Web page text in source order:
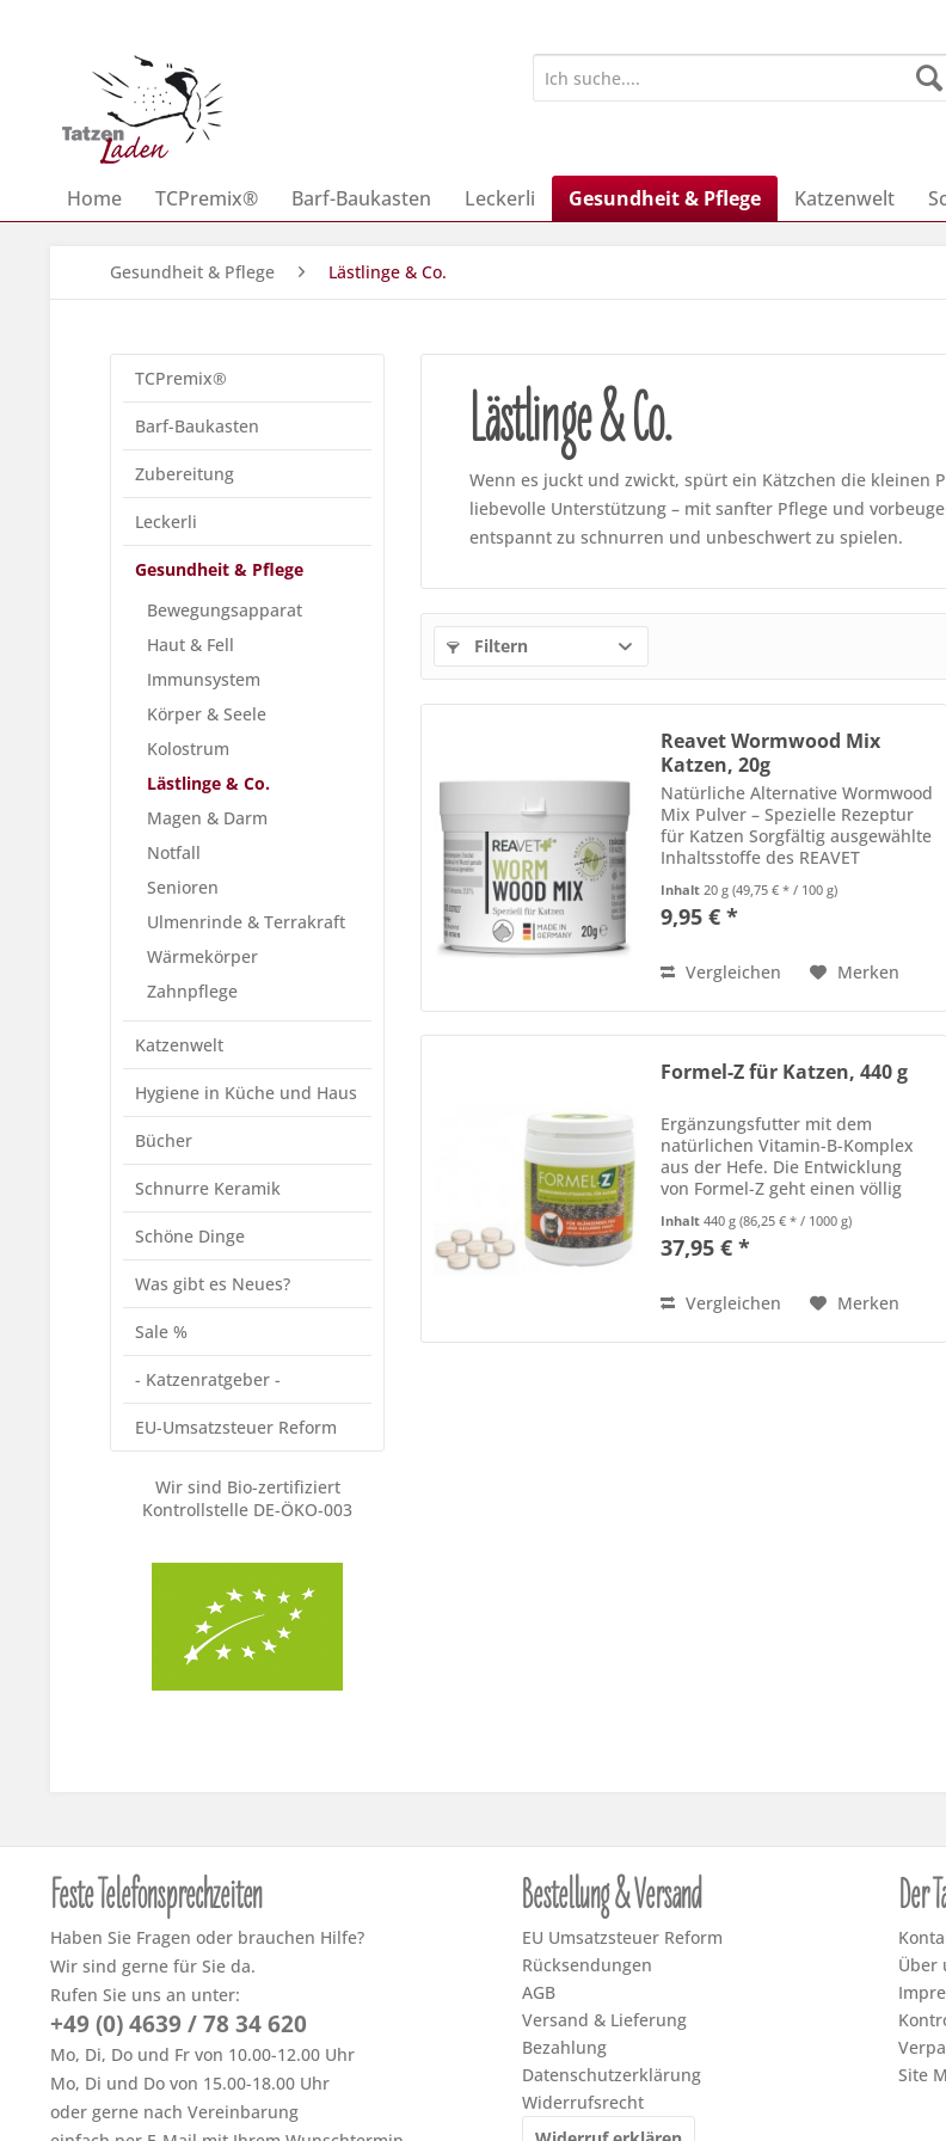
Home TCPremix® Barf-Baukasten Leckerli Gesundheit & Pflege Katzenwelt
Gesundheit & Pflege Lästlinge & Co.
TCPremix®
Barf-Baukasten
Zubereitung
Leckerli
Gesundheit & Pflege
Bewegungsapparat
Haut & Fell
Immunsystem
Körper & Seele
Kolostrum
Lästlinge & Co.
Magen & Darm
Notfall
Senioren
Ulmenrinde & Terrakraft
Wärmekörper
Zahnpflege
Katzenwelt
Hygiene in Küche und Haus
Bücher
Schnurre Keramik
Schöne Dinge
Was gibt es Neues?
Sale %
- Katzenratgeber -
EU-Umsatzsteuer Reform
Wir sind Bio-zertifiziert
Kontrollstelle DE-ÖKO-003
Lästlinge & Co.
Wenn es juckt und zwickt, spürt ein Kätzchen die kleinen
liebevolle Unterstützung – mit sanfter Pflege und
entspannt zu schnurren und unbeschwert zu spielen.
Filtern
Reavet Wormwood Mix
Katzen, 20g
Natürliche Alternative Wormwood
Mix Pulver – Spezielle Rezeptur
für Katzen Sorgfältig ausgewählte
Inhaltsstoffe des REAVET
umfassen eine Vielzahl von rein
natürlichen Zutaten, welche den
Inhalt20 g(49,75 € * / 100 g)
9,95 € *
Vergleichen Merken
Formel-Z für Katzen, 440 g
Ergänzungsfutter mit dem
natürlichen Vitamin-B-Komplex
aus der Hefe. Die Entwicklung
von Formel-Z geht einen völlig
Abwehr. Zecken, Milben und
Flöhe sind äußerst
setzt die...
Inhalt440 g(86,25 € * / 1000 g)
37,95 € *
Vergleichen Merken
Feste Telefonsprechzeiten
Haben Sie Fragen oder brauchen Hilfe?
Wir sind gerne für Sie da.
Rufen Sie uns an unter:
+49 (0) 4639 / 78 34 620
Mo, Di, Do und Fr von 10.00-12.00 Uhr
Mo, Di und Do von 15.00-18.00 Uhr
oder gerne nach Vereinbarung
Bestellung & Versand
EU Umsatzsteuer Reform
Rücksendungen
AGB
Versand & Lieferung
Bezahlung
Datenschutzerklärung
Widerrufsrecht
Der
Über
Site